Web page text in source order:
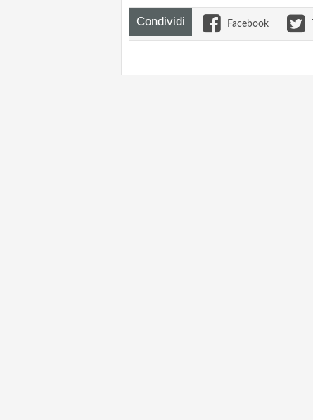
Condividi Facebook